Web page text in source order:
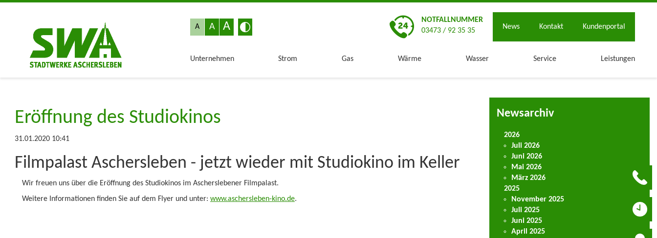
A A A
NOTFALLNUMMER
03473 / 92 35 35
News Kontakt Kundenportal
Unternehmen Strom Gas Wärme Wasser Service Leistungen
Eröffnung des Studiokinos
31.01.2020 10:41
Filmpalast Aschersleben - jetzt wieder mit Studiokino im Keller
Wir freuen uns über die Eröffnung des Studiokinos im Ascherslebener Filmpalast.
Weitere Informationen finden Sie auf dem Flyer und unter: www.aschersleben-kino.de.
Newsarchiv
2026
Juli 2026
Juni 2026
Mai 2026
März 2026
2025
November 2025
Juli 2025
Juni 2025
April 2025